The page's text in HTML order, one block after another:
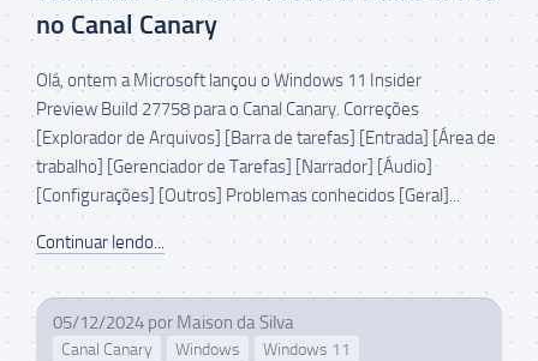
no Canal Canary
Olá, ontem a Microsoft lançou o Windows 11 Insider
Preview Build 27758 para o Canal Canary. Correções
[Explorador de Arquivos] [Barra de tarefas] [Entrada] [Área de
trabalho] [Gerenciador de Tarefas] [Narrador] [Áudio]
[Configurações] [Outros] Problemas conhecidos [Geral]...
Continuar lendo...
05/12/2024 por Maison da Silva
Canal Canary Windows
Windows 11